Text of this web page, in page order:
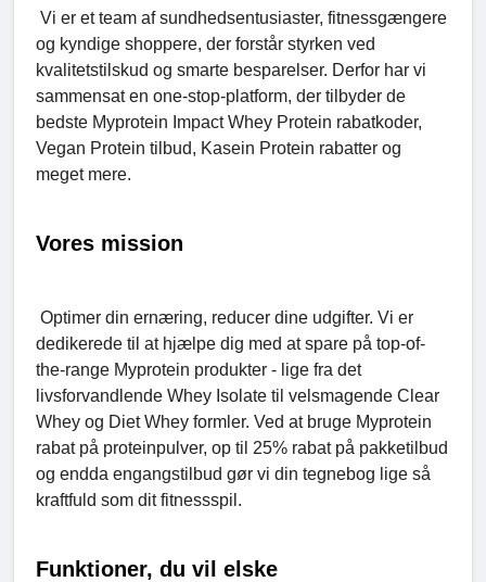
Vi er et team af sundhedsentusiaster, fitnessgængere
og kyndige shoppere, der forstår styrken ved
kvalitetstilskud og smarte besparelser. Derfor har vi
sammensat en one-stop-platform, der tilbyder de
bedste Myprotein Impact Whey Protein rabatkoder,
Vegan Protein tilbud, Kasein Protein rabatter og
meget mere.
Vores mission
Optimer din ernæring, reducer dine udgifter. Vi er
dedikerede til at hjælpe dig med at spare på top-of-
the-range Myprotein produkter - lige fra det
livsforvandlende Whey Isolate til velsmagende Clear
Whey og Diet Whey formler. Ved at bruge Myprotein
rabat på proteinpulver, op til 25% rabat på pakketilbud
og endda engangstilbud gør vi din tegnebog lige så
kraftfuld som dit fitnessspil.
Funktioner, du vil elske